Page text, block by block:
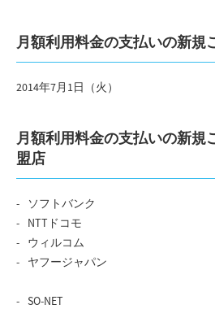
月額利用料金の支払いの新規
2014年7月1日（火）
月額利用料金の支払いの新規
盟店
ソフトバンク
NTTドコモ
ウィルコム
ヤフージャパン
SO-NET